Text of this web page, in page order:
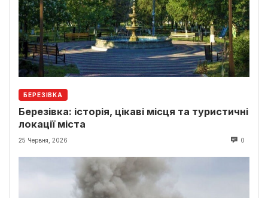
БЕРЕЗІВКА
Березівка: історія, цікаві місця та туристичні
локації міста
25 Червня, 2026 0